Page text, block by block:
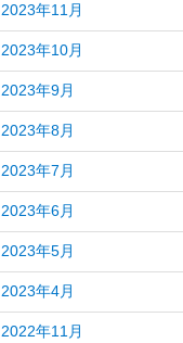
2023年11月
2023年10月
2023年9月
2023年8月
2023年7月
2023年6月
2023年5月
2023年4月
2022年11月